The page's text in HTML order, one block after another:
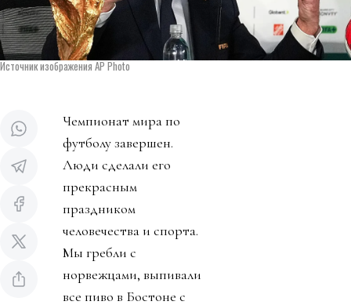
Источник изображения AP Photo
Чемпионат мира по
футболу завершен.
Люди сделали его
прекрасным
праздником
человечества и спорта.
Мы гребли с
норвежцами, выпивали
все пиво в Бостоне с